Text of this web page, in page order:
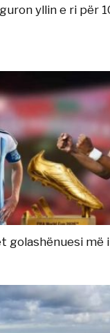
yllin e ri për
golashënuesi më